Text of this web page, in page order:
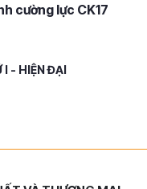
cường lực CK17
I - HIỆN ĐẠI